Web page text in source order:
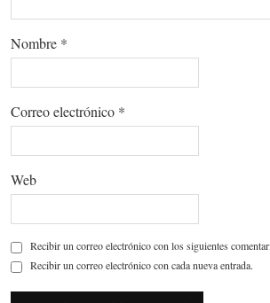
Nombre *
Correo electrónico *
Web
Recibir un correo electrónico con los siguientes
Recibir un correo electrónico con cada nueva entrada.